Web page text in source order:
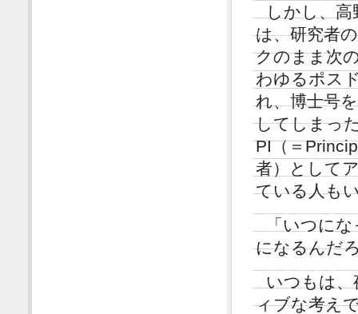
しかし、
は、研究者
クのまま次
わゆるポス
れ、博士号
してしまっ
PI（＝
者）として
ている人も
「いつに
になるんだ
いつもは
ィブな考え